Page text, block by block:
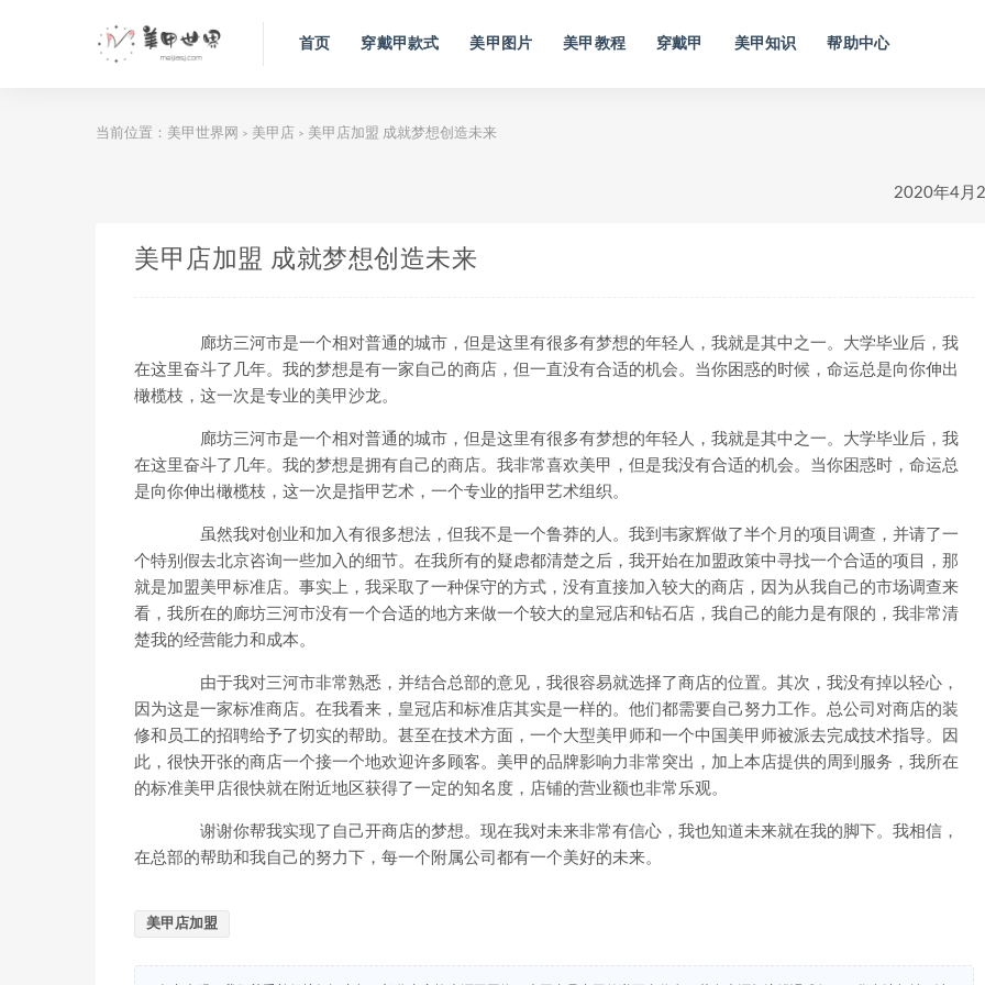
首页 穿戴甲款式 美甲图片 美甲教程 穿戴甲 美甲知识 帮助中心
当前位置： 美甲世界网 > 美甲店 > 美甲店加盟 成就梦想创造未来
2020年4月
美甲店加盟 成就梦想创造未来
廊坊三河市是一个相对普通的城市，但是这里有很多有梦想的年轻人，我就是其中之一。大学毕业后，我
在这里奋斗了几年。我的梦想是有一家自己的商店，但一直没有合适的机会。当你困惑的时候，命运总是向你伸出
橄榄枝，这一次是专业的美甲沙龙。
廊坊三河市是一个相对普通的城市，但是这里有很多有梦想的年轻人，我就是其中之一。大学毕业后，我
在这里奋斗了几年。我的梦想是拥有自己的商店。我非常喜欢美甲，但是我没有合适的机会。当你困惑时，命运总
是向你伸出橄榄枝，这一次是指甲艺术，一个专业的指甲艺术组织。
虽然我对创业和加入有很多想法，但我不是一个鲁莽的人。我到韦家辉做了半个月的项目调查，并请了一
个特别假去北京咨询一些加入的细节。在我所有的疑虑都清楚之后，我开始在加盟政策中寻找一个合适的项目，那
就是加盟美甲标准店。事实上，我采取了一种保守的方式，没有直接加入较大的商店，因为从我自己的市场调查来
看，我所在的廊坊三河市没有一个合适的地方来做一个较大的皇冠店和钻石店，我自己的能力是有限的，我非常清
楚我的经营能力和成本。
由于我对三河市非常熟悉，并结合总部的意见，我很容易就选择了商店的位置。其次，我没有掉以轻心，
因为这是一家标准商店。在我看来，皇冠店和标准店其实是一样的。他们都需要自己努力工作。总公司对商店的装
修和员工的招聘给予了切实的帮助。甚至在技术方面，一个大型美甲师和一个中国美甲师被派去完成技术指导。因
此，很快开张的商店一个接一个地欢迎许多顾客。美甲的品牌影响力非常突出，加上本店提供的周到服务，我所在
的标准美甲店很快就在附近地区获得了一定的知名度，店铺的营业额也非常乐观。
谢谢你帮我实现了自己开商店的梦想。现在我对未来非常有信心，我也知道未来就在我的脚下。我相信，
在总部的帮助和我自己的努力下，每一个附属公司都有一个美好的未来。
美甲店加盟